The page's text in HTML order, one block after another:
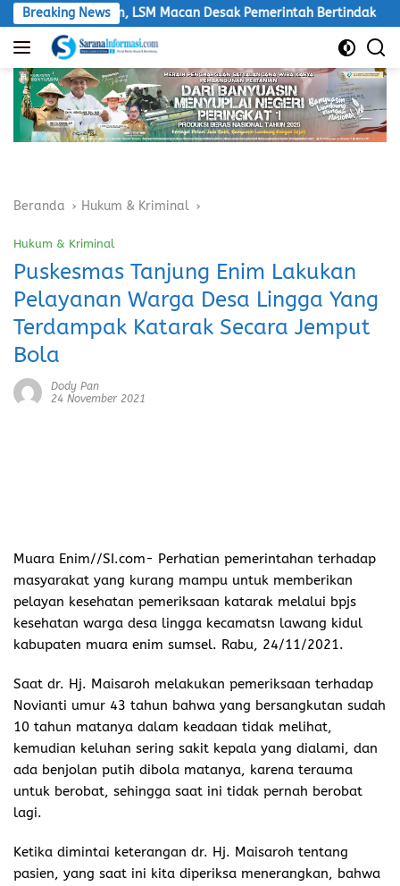
Langsung
ke
konten
Breaking News
LSM Macan Desak Pemerintah Bertindak DLH
Beranda Hukum & Kriminal
Hukum & Kriminal
Puskesmas Tanjung Enim Lakukan
Pelayanan Warga Desa Lingga Yang
Terdampak Katarak Secara Jemput
Bola
Dody Pan
24 November 2021
Muara Enim//SI.com- Perhatian pemerintahan terhadap
masyarakat yang kurang mampu untuk memberikan
pelayan kesehatan pemeriksaan katarak melalui bpjs
kesehatan warga desa lingga kecamatsn lawang kidul
kabupaten muara enim sumsel. Rabu, 24/11/2021.
Saat dr. Hj. Maisaroh melakukan pemeriksaan terhadap
Novianti umur 43 tahun bahwa yang bersangkutan sudah
10 tahun matanya dalam keadaan tidak melihat,
kemudian keluhan sering sakit kepala yang dialami, dan
ada benjolan putih dibola matanya, karena terauma
untuk berobat, sehingga saat ini tidak pernah berobat
lagi.
Ketika dimintai keterangan dr. Hj. Maisaroh tentang
pasien, yang saat ini kita diperiksa menerangkan, bahwa